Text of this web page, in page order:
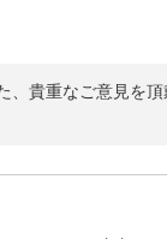
貴重なご意見を
ます。